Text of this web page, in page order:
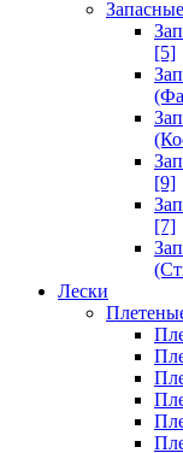
[5]
[9]
[7]
Лески